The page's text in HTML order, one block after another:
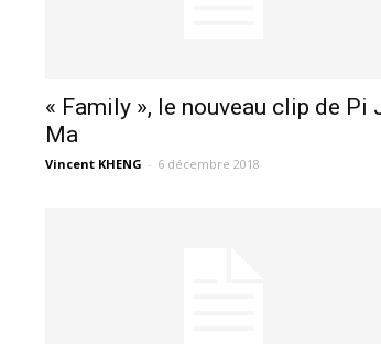
« Family », le nouveau clip de Pi
Ma
Vincent KHENG - 6 décembre 2018